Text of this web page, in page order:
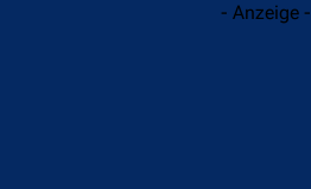
- Anzeige -